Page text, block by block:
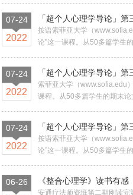
07-24
2022
「超个人心理学导论」
按语索菲亚大学（
论”这一课程。从50多篇学生
07-24
2022
「超个人心理学导论」
索菲亚大学（www.sofia.edu
课程。从50多篇学生的期末
07-24
2022
「超个人心理学导论」
按语索菲亚大学（
论”这一课程。从50多篇学生
06-26 《整合心理学》读书有感
安通疗法师资班第二期刚读